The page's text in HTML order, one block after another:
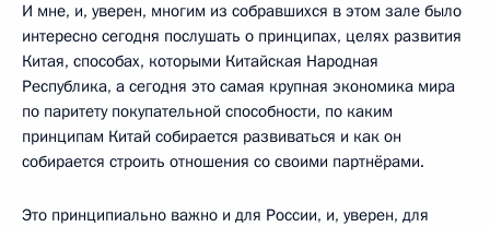
И мне, и, уверен, многим из собравшихся в этом зале было
интересно сегодня послушать о принципах, целях развития
Китая, способах, которыми Китайская Народная
Республика, а сегодня это самая крупная экономика мира
по паритету покупательной способности, по каким
принципам Китай собирается развиваться и как он
собирается строить отношения со своими партнёрами.
Это принципиально важно и для России, и, уверен, для